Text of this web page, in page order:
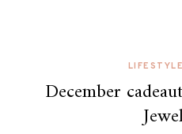
LIFESTYLE
December